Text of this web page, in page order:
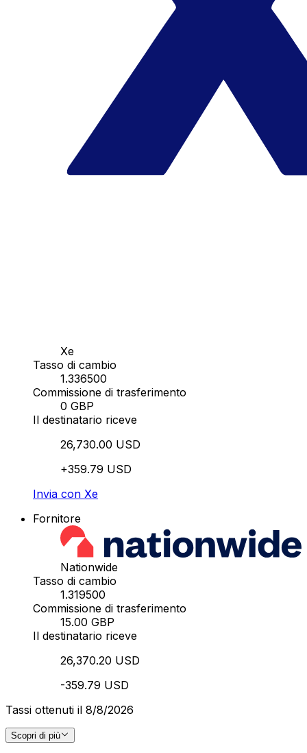
Xe
Tasso di cambio
1.336500
Commissione di trasferimento
0 GBP
Il destinatario riceve
26,730.00 USD
+359.79 USD
Invia con Xe
Fornitore
Nationwide
Tasso di cambio
1.319500
Commissione di trasferimento
15.00 GBP
Il destinatario riceve
26,370.20 USD
-359.79 USD
Tassi ottenuti il 8/8/2026
Scopri di più